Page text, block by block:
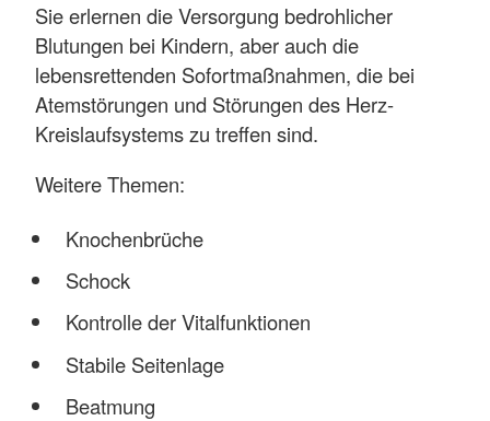
Sie erlernen die Versorgung bedrohlicher
Blutungen bei Kindern, aber auch die
lebensrettenden Sofortmaßnahmen, die bei
Atemstörungen und Störungen des Herz-
Kreislaufsystems zu treffen sind.
Weitere Themen:
Knochenbrüche
Schock
Kontrolle der Vitalfunktionen
Stabile Seitenlage
Beatmung